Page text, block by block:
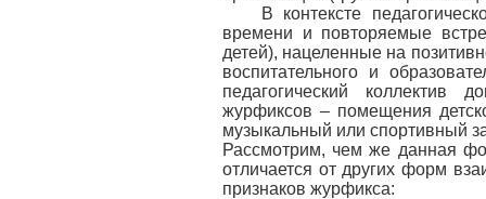
В контексте
времени и повторяемые
детей), нацеленные на
воспитательного и
педагогический коллектив
журфиксов – помещения
музыкальный или спортивный
Рассмотрим, чем же данная
отличается от других форм
признаков журфикса: